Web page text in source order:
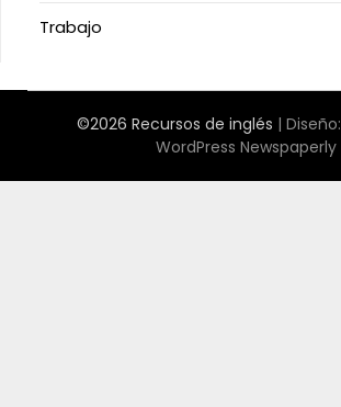
Trabajo
©2026 Recursos de inglés | Diseño:
WordPress Newspaperly